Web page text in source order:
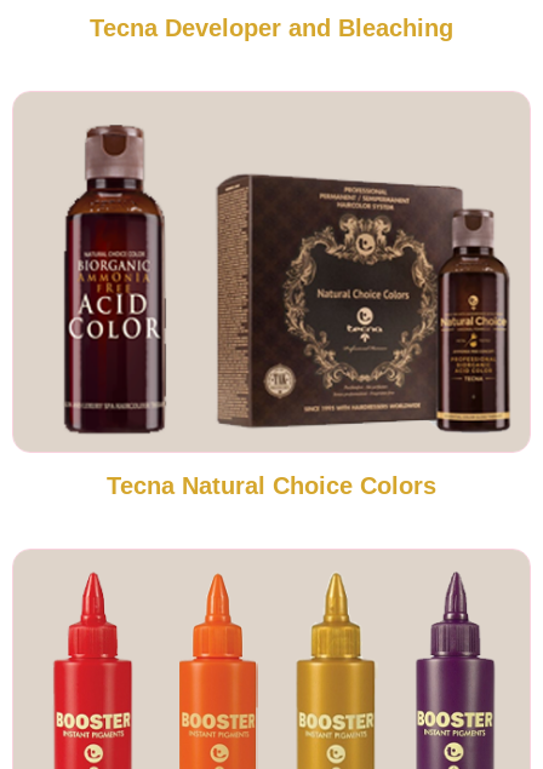
Tecna Developer and Bleaching
Tecna Natural Choice Colors